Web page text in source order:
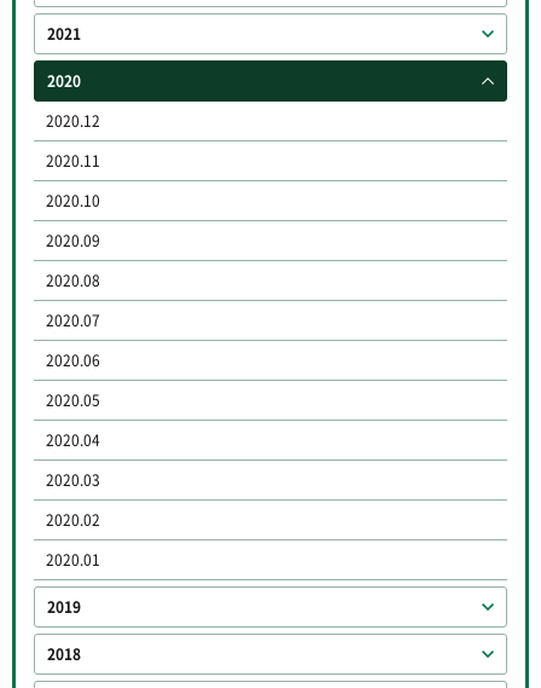
2021
2020
2020.12
2020.11
2020.10
2020.09
2020.08
2020.07
2020.06
2020.05
2020.04
2020.03
2020.02
2020.01
2019
2018